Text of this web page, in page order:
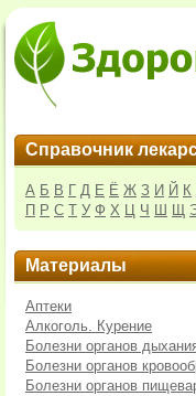
Справочник
А Б В Г Д Е Ё Ж З И Й К
П Р С Т У Ф Х Ц Ч Ш Щ
Материалы
Аптеки
Алкоголь. Курение
Болезни органов
Болезни органов
Болезни органов